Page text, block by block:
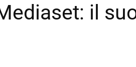
il